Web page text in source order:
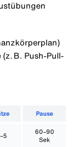
B. Push-Pull-
Pause
60–90
Sek